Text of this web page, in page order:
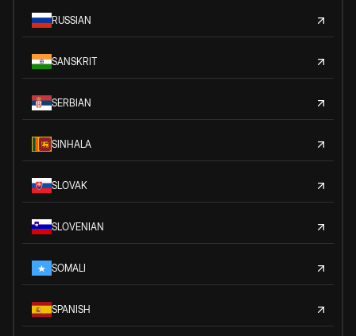
RUSSIAN
SANSKRIT
SERBIAN
SINHALA
SLOVAK
SLOVENIAN
SOMALI
SPANISH